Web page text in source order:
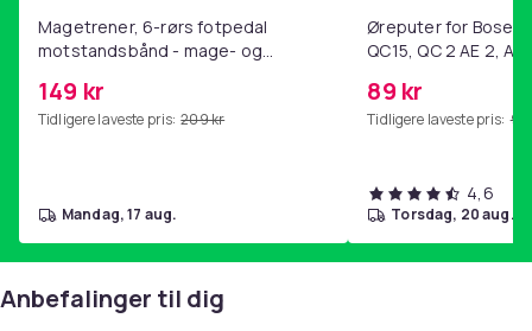
Stabil trådløs forbindelse, lav forsinkelse
Passer til LG OLED, QNED, NanoCell og WebOS-
Holdbar konstruktion i ABS/plast og silikone
Nem udskiftning – erstatter mistet eller ødelagt
Magetrener, 6-rørs fotpedal
motstandsbånd - mage- og
hjemmegymnastikk Purple
149 kr
Tidligere laveste pris: 209 kr
mandag, 17 aug.
Øreputer for Bose
QC15, QC 2 AE 2, AE
89 kr
Tidligere laveste pris: 99
4,6
torsdag, 20 aug.
Anbefalinger til dig